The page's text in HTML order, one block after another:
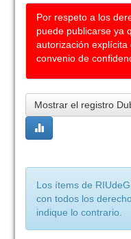
Por respeto a los
puede publicarse ya
autorización
convenio de
Mostrar el registro
Los ítems de
con todos los
indique lo contrario.